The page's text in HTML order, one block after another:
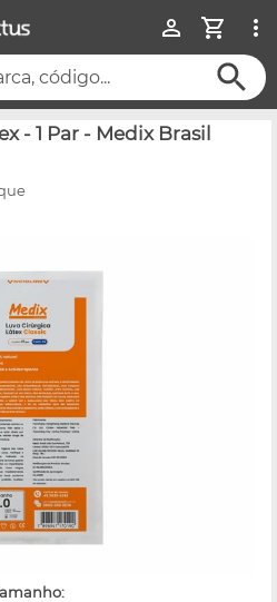
código...
- 1 Par - Medix Brasil
tamanho: